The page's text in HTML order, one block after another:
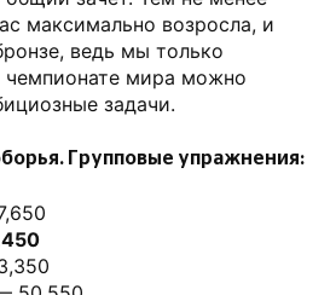
максимально возросла, и
ведь мы только
чемпионате мира можно
задачи.
Групповые упражнения: